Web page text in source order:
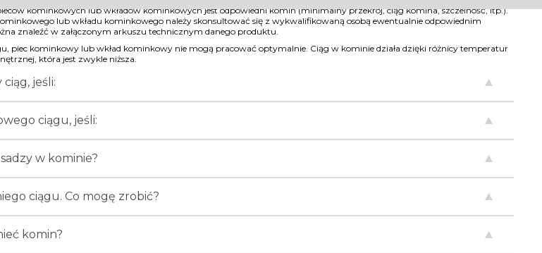
kominkowych lub wkładów kominkowych jest odpowiedni komin (minimalny przekrój, ciąg komina, szczelność, itp.).
lub wkładu kominkowego należy skonsultować się z wykwalifikowaną osobą ewentualnie odpowiednim
znaleźć w załączonym arkuszu technicznym danego produktu.
piec kominkowy lub wkład kominkowy nie mogą pracować optymalnie. Ciąg w kominie działa dzięki różnicy temperatur
która jest zwykle niższa.
jeśli:
ciągu, jeśli:
w kominie?
ciągu. Co mogę zrobić?
komin?